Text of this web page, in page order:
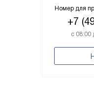
Номер для
+7
с 08:00